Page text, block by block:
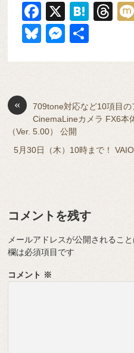
F
a
c
e
o
o
k
X
H
n
T
a
d
s
Bl
y
M
n
g
er
«
709tone対応など10項目
CinemaLineカメラ FX6本
（Ver. 5.00） 公開
5月30日（木）10時まで！
コメントを残す
メールアドレスが公開されること
欄は必須項目です
コメント ※